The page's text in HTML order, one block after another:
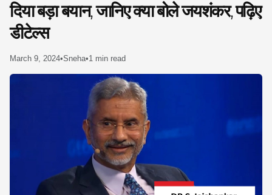
दिया बड़ा बयान, जानिए क्या बोले जयशंकर, पढ़िए
डीटेल्स
March 9, 2024•Sneha•1 min read